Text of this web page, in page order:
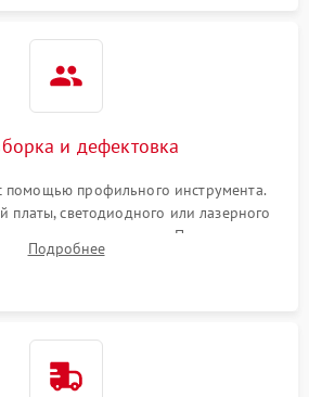
и дефектовка
помощью профильного инструмента.
платы, светодиодного или лазерного
механизма выверки. Проверка
и выявление следов окисления
Подробнее